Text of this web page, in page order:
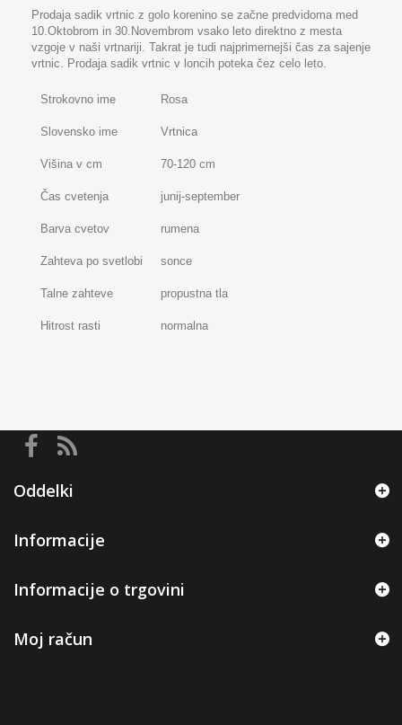
Prodaja sadik vrtnic z golo korenino se začne predvidoma med
10.Oktobrom in 30.Novembrom vsako leto direktno z mesta
vzgoje v naši vrtnariji. Takrat je tudi najprimernejši čas za sajenje
vrtnic. Prodaja sadik vrtnic v loncih poteka čez celo leto.
Strokovno ime Rosa
Slovensko ime Vrtnica
Višina v cm 70-120 cm
Čas cvetenja junij-september
Barva cvetov rumena
Zahteva po svetlobi sonce
Talne zahteve propustna tla
Hitrost rasti normalna
Oddelki
Informacije
Informacije o trgovini
Moj račun